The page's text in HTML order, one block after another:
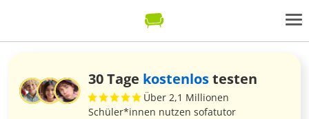
30 Tage kostenlostesten
Über 2,1 Millionen
Schüler*innen nutzen sofatutor